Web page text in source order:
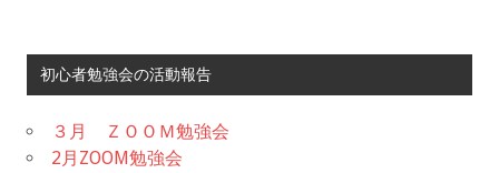
初心者勉強会の活動報告
３月 ＺＯＯＭ勉強会
2月ZOOM勉強会